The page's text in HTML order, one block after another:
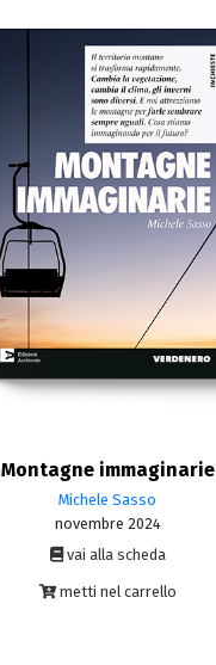
Montagne immaginarie
Michele Sasso
novembre 2024
vai alla scheda
metti nel carrello